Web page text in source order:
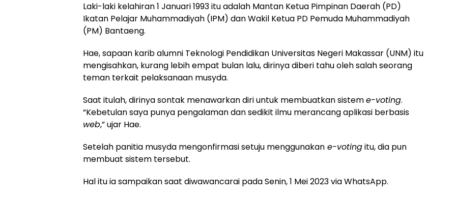
Laki-laki kelahiran 1 Januari 1993 itu adalah Mantan Ketua Pimpinan Daerah (PD)
Ikatan Pelajar Muhammadiyah (IPM) dan Wakil Ketua PD Pemuda Muhammadiyah
(PM) Bantaeng.
Hae, sapaan karib alumni Teknologi Pendidikan Universitas Negeri Makassar (UNM) itu
mengisahkan, kurang lebih empat bulan lalu, dirinya diberi tahu oleh salah seorang
teman terkait pelaksanaan musyda.
Saat itulah, dirinya sontak menawarkan diri untuk membuatkan sisteme-voting.
“Kebetulan saya punya pengalaman dan sedikit ilmu merancang aplikasi berbasis
web,” ujar Hae.
Setelah panitia musyda mengonfirmasi setuju menggunakan e-votingitu, dia pun
membuat sistem tersebut.
Hal itu ia sampaikan saat diwawancarai pada Senin, 1 Mei 2023 via WhatsApp.